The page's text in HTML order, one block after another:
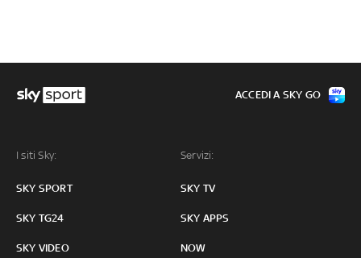
I siti Sky:
SKY SPORT
SKY TG24
SKY VIDEO
Servizi:
SKY TV
SKY APPS
NOW
ACCEDI A SKY GO